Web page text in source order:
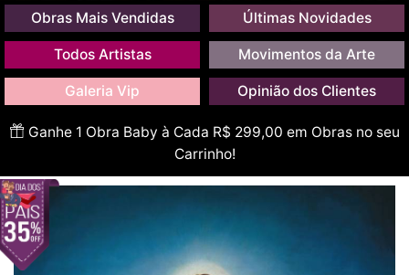
Obras Mais Vendidas Últimas Novidades
Todos Artistas Movimentos da Arte
Galeria Vip Opinião dos Clientes
Ganhe 1 Obra Baby à Cada R$ 299,00 em Obras no seu
Carrinho!